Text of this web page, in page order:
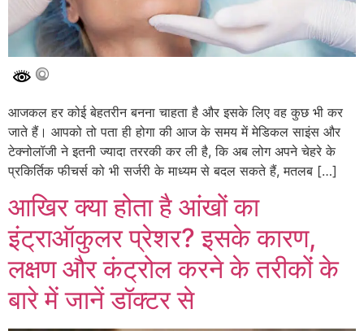
आजकल हर कोई बेहतरीन बनना चाहता है और इसके लिए वह कुछ भी कर
जाते हैं। आपको तो पता ही होगा की आज के समय में मेडिकल साइंस और
टेक्नोलॉजी ने इतनी ज्यादा तररकी कर ली है, कि अब लोग अपने चेहरे के
प्रकिर्तिक फीचर्स को भी सर्जरी के माध्यम से बदल सकते हैं, मतलब […]
आखिर क्या होता है आंखों का
इंट्राऑकुलर प्रेशर? इसके कारण,
लक्षण और कंट्रोल करने के तरीकों के
बारे में जानें डॉक्टर से